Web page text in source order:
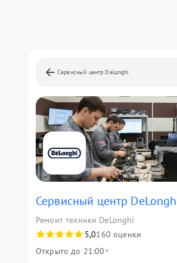
Сервисный центр DeLonghi
Сервисный центр
Ремонт техники DeLonghi
5,0160 оценки
Открыто до 21:00